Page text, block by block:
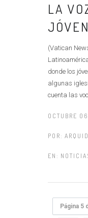
LA
(Vatican
donde los
algunas
cuenta las
OCTUBRE
POR:
EN:
Página 5